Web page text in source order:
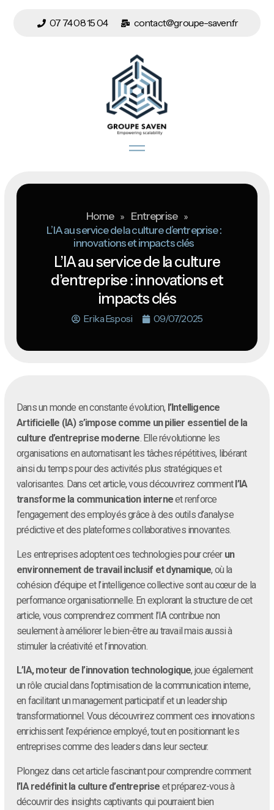
07 74 08 15 04 contact@groupe-saven.fr
Home » Entreprise »
L’IA au service de la culture d’entreprise :
innovations et impacts clés
L’IA au service de la culture
d’entreprise : innovations et
impacts clés
Erika Esposi 09/07/2025
Dans un monde en constante évolution, l’Intelligence
Artificielle (IA) s’impose comme un pilier essentiel de la
culture d’entreprise moderne. Elle révolutionne les
organisations en automatisant les tâches répétitives, libérant
ainsi du temps pour des activités plus stratégiques et
valorisantes. Dans cet article, vous découvrirez comment l’IA
transforme la communication interneet renforce
l’engagement des employés grâce à des outils d’analyse
prédictive et des plateformes collaboratives innovantes.
Les entreprises adoptent ces technologies pour créer un
environnement de travail inclusif et dynamique, où la
cohésion d’équipe et l’intelligence collective sont au cœur de la
performance organisationnelle. En explorant la structure de cet
article, vous comprendrez comment l’IA contribue non
seulement à améliorer le bien-être au travail mais aussi à
stimuler la créativité et l’innovation.
L’IA, moteur de l’innovation technologique, joue également
un rôle crucial dans l’optimisation de la communication interne,
en facilitant un management participatif et un leadership
transformationnel. Vous découvrirez comment ces innovations
enrichissent l’expérience employé, tout en positionnant les
entreprises comme des leaders dans leur secteur.
Plongez dans cet article fascinant pour comprendre comment
l’IA redéfinit la culture d’entreprise et préparez-vous à
découvrir des insights captivants qui pourraient bien